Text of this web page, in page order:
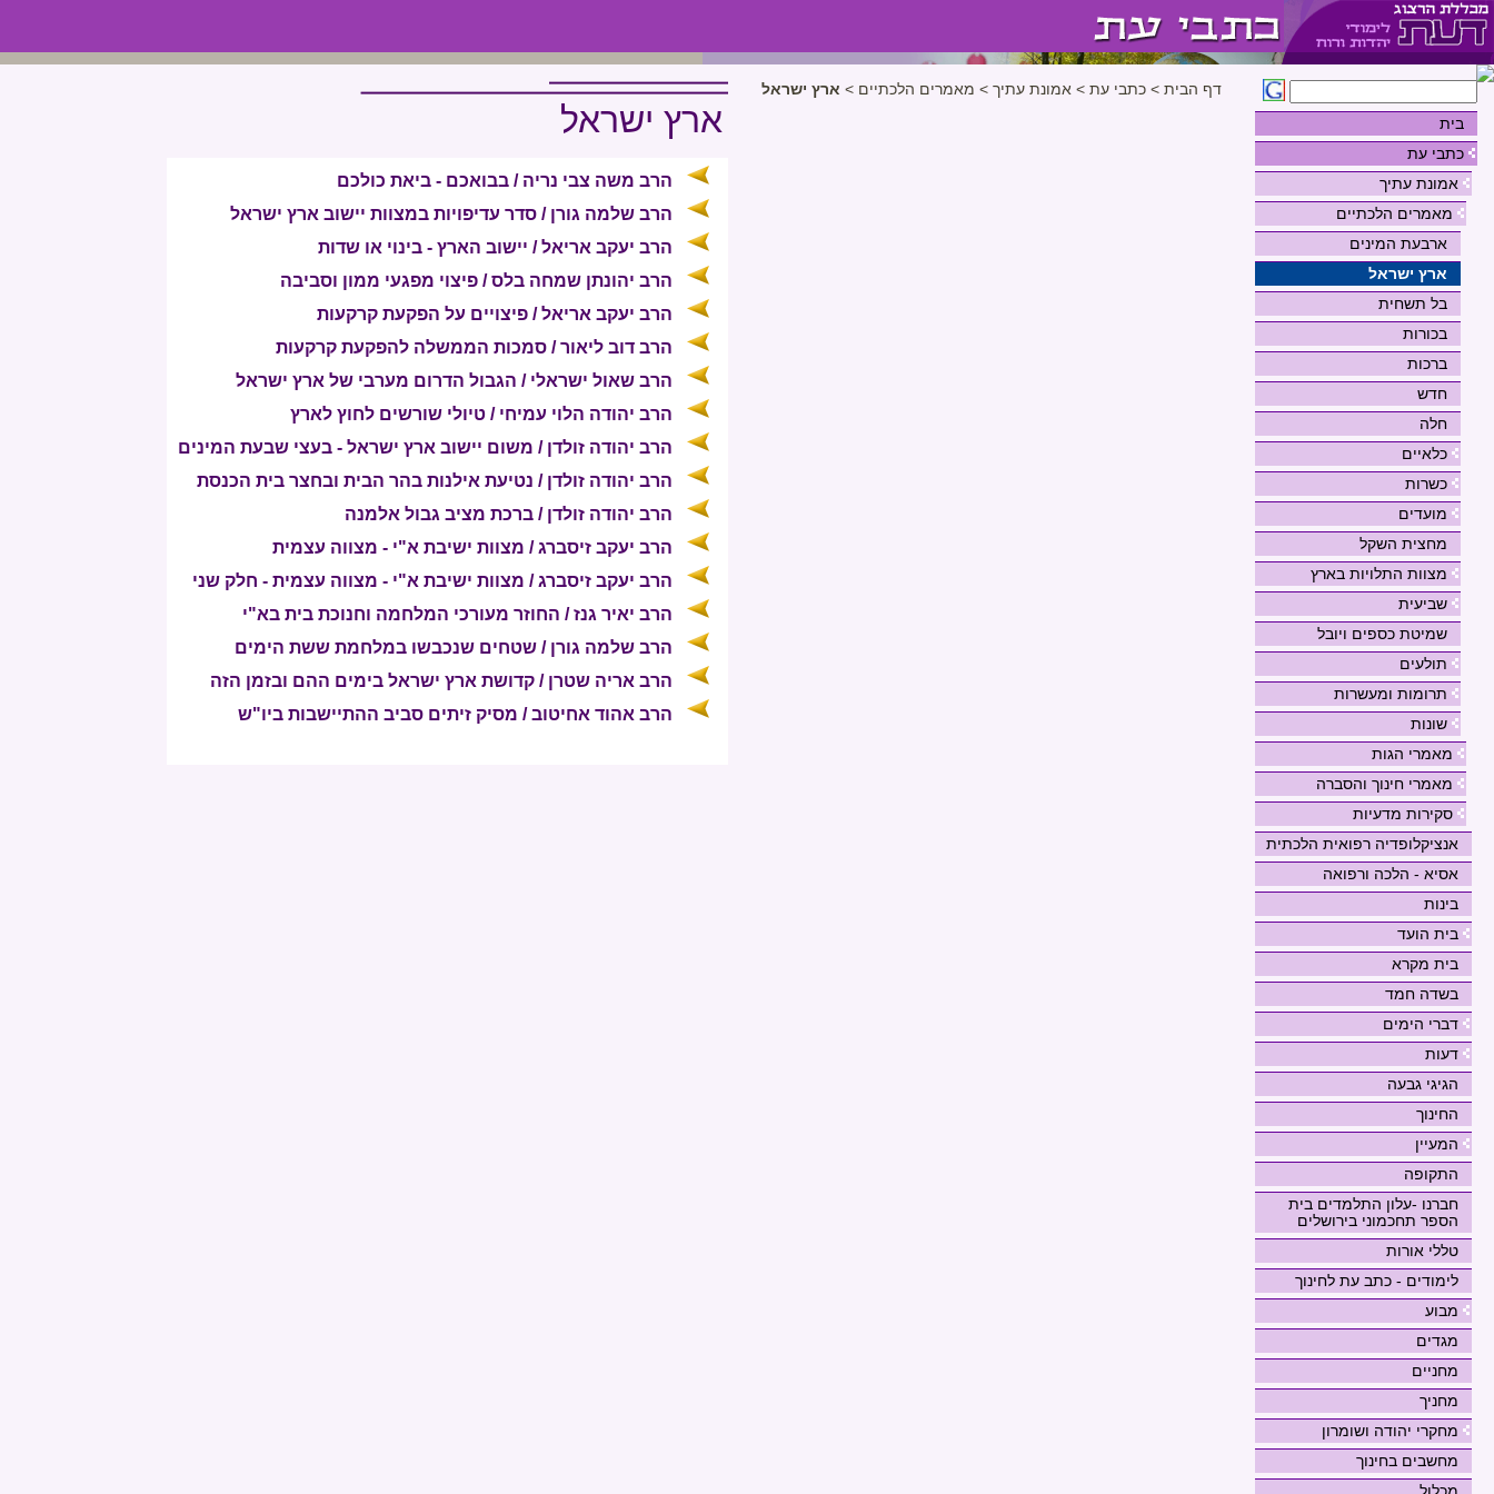
בית
כתבי עת
אמונת עתיך
מאמרים הלכתיים
ארבעת המינים
ארץ ישראל
בל תשחית
בכורות
ברכות
חדש
חלה
כלאיים
כשרות
מועדים
מחצית השקל
מצוות התלויות בארץ
שביעית
שמיטת כספים ויובל
תולעים
תרומות ומעשרות
שונות
מאמרי הגות
מאמרי חינוך והסברה
סקירות מדעיות
אנציקלופדיה רפואית הלכתית
אסיא - הלכה ורפואה
בינות
בית הועד
בית מקרא
בשדה חמד
דברי הימים
דעות
הגיגי גבעה
החינוך
המעיין
התקופה
חברנו -עלון התלמדים בית
הספר תחכמוני בירושלים
טללי אורות
לימודים - כתב עת לחינוך
מבוע
מגדים
מחניים
מחניך
מחקרי יהודה ושומרון
מחשבים בחינוך
דף הבית > כתבי עת > אמונת עתיך > מאמרים הלכתיים > ארץ ישראל
ארץ ישראל
הרב משה צבי נריה / בבואכם - ביאת כולכם
הרב שלמה גורן / סדר עדיפויות במצוות יישוב ארץ ישראל
הרב יעקב אריאל / יישוב הארץ - בינוי או שדות
הרב יהונתן שמחה בלס / פיצוי מפגעי ממון וסביבה
הרב יעקב אריאל / פיצויים על הפקעת קרקעות
הרב דוב ליאור / סמכות הממשלה להפקעת קרקעות
הרב שאול ישראלי / הגבול הדרום מערבי של ארץ ישראל
הרב יהודה הלוי עמיחי / טיולי שורשים לחוץ לארץ
הרב יהודה זולדן / משום יישוב ארץ ישראל - בעצי שבעת המינים
הרב יהודה זולדן / נטיעת אילנות בהר הבית ובחצר בית הכנסת
הרב יהודה זולדן / ברכת מציב גבול אלמנה
הרב יעקב זיסברג / מצוות ישיבת א"י - מצווה עצמית
הרב יעקב זיסברג / מצוות ישיבת א"י - מצווה עצמית - חלק שני
הרב יאיר גנז / החוזר מעורכי המלחמה וחנוכת בית בא"י
הרב שלמה גורן / שטחים שנכבשו במלחמת ששת הימים
הרב אריה שטרן / קדושת ארץ ישראל בימים ההם ובזמן הזה
הרב אהוד אחיטוב / מסיק זיתים סביב ההתיישבות ביו"ש